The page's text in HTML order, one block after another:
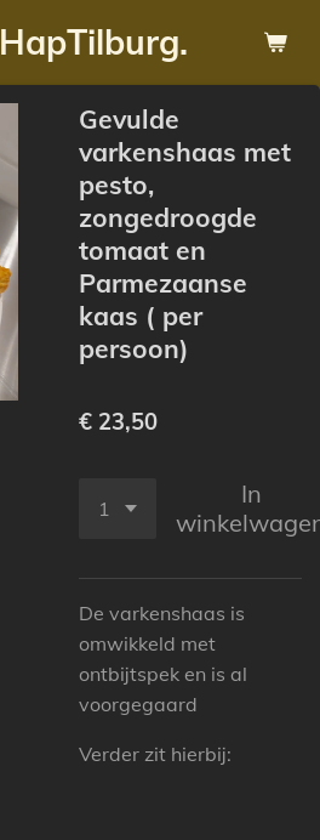
Gevulde
varkenshaas met
pesto,
zongedroogde
tomaat en
Parmezaanse
kaas ( per
persoon)
€ 23,50
In
De varkenshaas is
omwikkeld met
ontbijtspek en is al
voorgegaard
Verder zit hierbij: